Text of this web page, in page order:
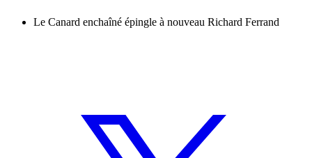
Le Canard enchaîné épingle à nouveau Richard Ferrand